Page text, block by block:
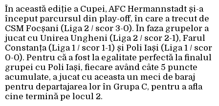
În această ediție a Cupei, AFC Hermannstadt și-a
început parcursul din play-off, în care a trecut de
CSM Focșani (Liga 2 / scor 3-0). În faza grupelor a
jucat cu Unirea Ungheni (Liga 2 / scor 2-1), Farul
Constanța (Liga 1 / scor 1-1) și Poli Iași (Liga 1 / scor
0-0). Pentru că a fost la egalitate perfectă la finalul
grupei cu Poli Iași, fiecare având câte 5 puncte
acumulate, a jucat cu aceasta un meci de baraj
pentru departajarea lor în Grupa C, pentru a afla
cine termină pe locul 2.